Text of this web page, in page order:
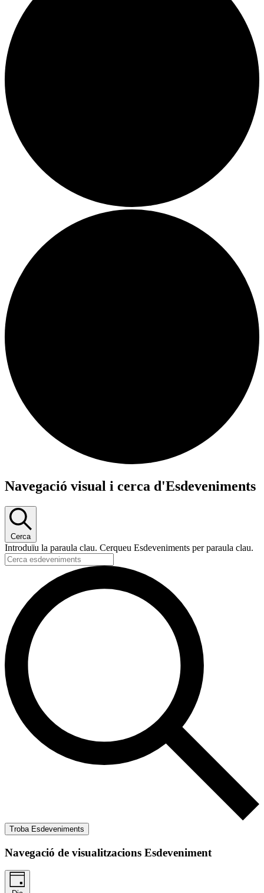
Navegació visual i cerca d'Esdeveniments
Cerca
Introduïu la paraula clau. Cerqueu Esdeveniments per paraula clau.
Troba Esdeveniments
Navegació de visualitzacions Esdeveniment